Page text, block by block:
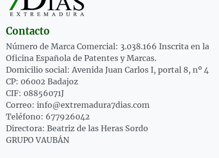
Contacto
Número de Marca Comercial: 3.038.166 Inscrita en la
Oficina Española de Patentes y Marcas.
Domicilio social: Avenida Juan Carlos I, portal 8, nº 4
CP: 06002 Badajoz
CIF: 08856071J
Correo: info@extremadura7dias.com
Teléfono: 677926042
Directora: Beatriz de las Heras Sordo
GRUPO VAUBÁN